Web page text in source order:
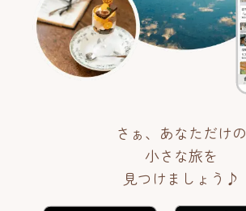
さぁ、あなただけの
小さな旅を
見つけましょう♪